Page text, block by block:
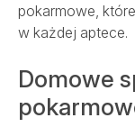
pokarmowe,
w każdej aptece.
Domowe